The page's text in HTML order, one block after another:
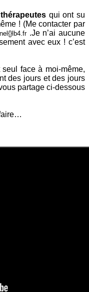
qui ont su
! (Me contacter par
lb4.fr.Je n’ai aucune
avec eux ! c’est
seul face à moi-même,
des jours et des jours
partage ci-dessous